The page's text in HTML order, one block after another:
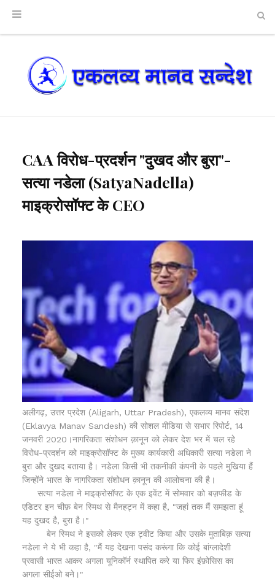
CAA विरोध-प्रदर्शन "दुखद और बुरा"-
सत्या नडेला (SatyaNadella)
माइक्रोसॉफ्ट के CEO
अलीगढ़, उत्तर प्रदेश (Aligarh, Uttar Pradesh), एकलव्य मानव संदेश
(Eklavya Manav Sandesh) की सोशल मीडिया से सभार रिपोर्ट, 14
जनवरी 2020।नागरिकता संशोधन क़ानून को लेकर देश भर में चल रहे
विरोध-प्रदर्शन को माइक्रोसॉफ्ट के मुख्य कार्यकारी अधिकारी सत्या नडेला ने
बुरा और दुखद बताया है। नडेला किसी भी तकनीकी कंपनी के पहले मुखिया हैं
जिन्होंने भारत के नागरिकता संशोधन क़ानून की आलोचना की है।
सत्या नडेला ने माइक्रोसॉफ्ट के एक इवेंट में सोमवार को बज़फीड के
एडिटर इन चीफ़ बेन स्मिथ से मैनहट्न में कहा है, "जहां तक मैं समझता हूं
यह दुखद है, बुरा है।"
बेन स्मिथ ने इसको लेकर एक ट्वीट किया और उसके मुताबिक़ सत्या
नडेला ने ये भी कहा है, "मैं यह देखना पसंद करूंगा कि कोई बांग्लादेशी
प्रवासी भारत आकर अगला यूनिकॉर्न स्थापित करे या फिर इंफ़ोसिस का
अगला सीईओ बने।"